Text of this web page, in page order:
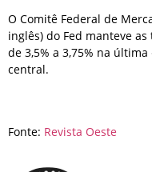
O Comitê Federal de
inglês) do Fed manteve
de 3,5% a 3,75% na
central.
Fonte: Revista Oeste